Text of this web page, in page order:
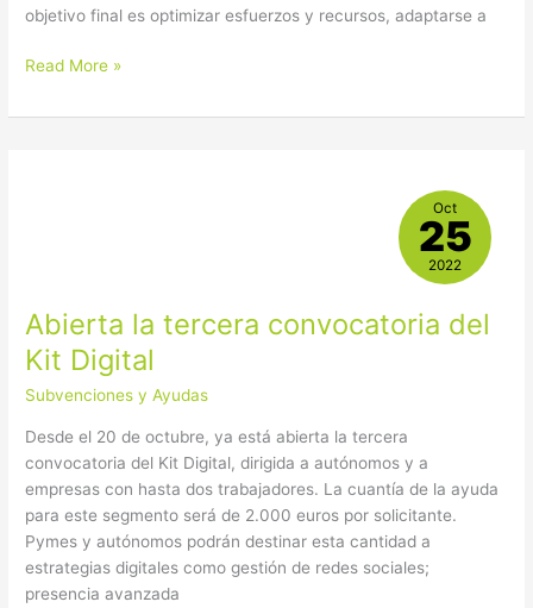
objetivo final es optimizar esfuerzos y recursos, adaptarse a
Read More »
Abierta la tercera convocatoria del
Kit Digital
Subvenciones y Ayudas
Desde el 20 de octubre, ya está abierta la tercera
convocatoria del Kit Digital, dirigida a autónomos y a
empresas con hasta dos trabajadores. La cuantía de la ayuda
para este segmento será de 2.000 euros por solicitante.
Pymes y autónomos podrán destinar esta cantidad a
estrategias digitales como gestión de redes sociales;
presencia avanzada
Kit
Oct
25
2022